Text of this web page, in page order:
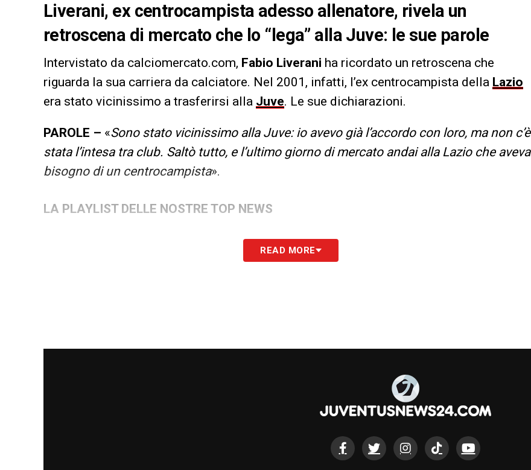
Liverani, ex centrocampista adesso allenatore, rivela un
retroscena di mercato che lo “lega” alla Juve: le sue parole
Intervistato da calciomercato.com, Fabio Liverani ha ricordato un retroscena che
riguarda la sua carriera da calciatore. Nel 2001, infatti, l’ex centrocampista della Lazio
era stato vicinissimo a trasferirsi alla Juve. Le sue dichiarazioni.
PAROLE – «Sono stato vicinissimo alla Juve: io avevo già l’accordo con loro, ma non c’è
stata l’intesa tra club. Saltò tutto, e l’ultimo giorno di mercato andai alla Lazio che aveva
bisogno di un centrocampista».
LA PLAYLIST DELLE NOSTRE TOP NEWS
READ MORE